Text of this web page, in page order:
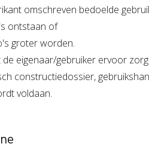
omschreven bedoelde
ontstaan of
groter worden.
eigenaar/gebruiker ervoor
constructiedossier,
voldaan.